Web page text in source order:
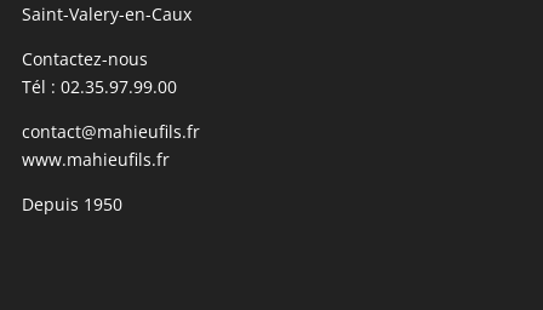
Saint-Valery-en-Caux
Contactez-nous
Tél : 02.35.97.99.00
contact@mahieufils.fr
www.mahieufils.fr
Depuis 1950